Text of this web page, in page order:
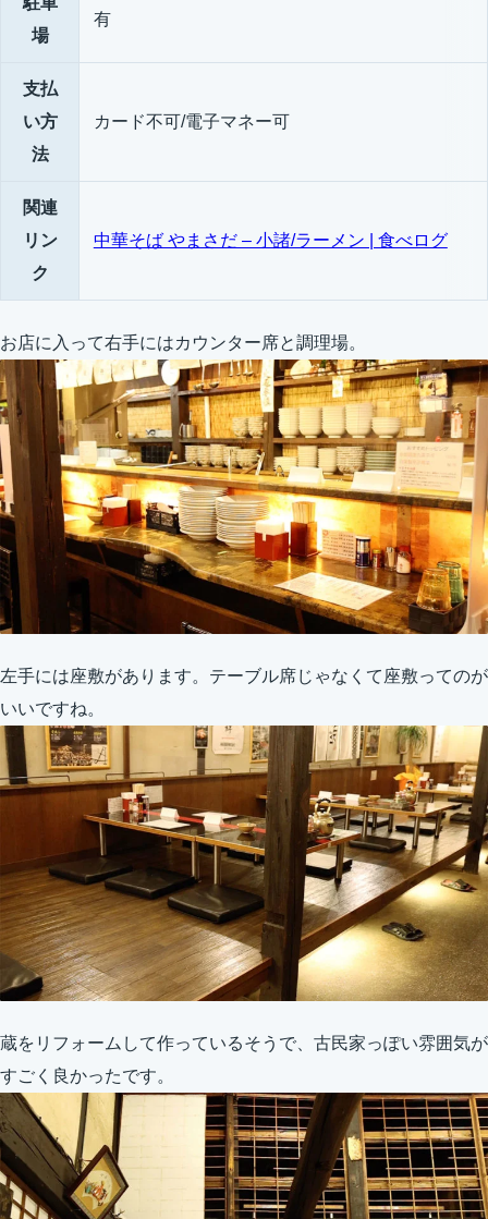
場
有
支払
い方
法
カード不可/電子マネー可
関連
リン
ク
中華そば やまさだ – 小諸/ラーメン | 食べログ
お店に入って右手にはカウンター席と調理場。
左手には座敷があります。テーブル席じゃなくて座敷ってのが
いいですね。
蔵をリフォームして作っているそうで、古民家っぽい雰囲気が
すごく良かったです。